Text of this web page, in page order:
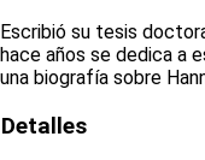
Escribió su tesis
hace años se dedica a
una biografía sobre
Detalles